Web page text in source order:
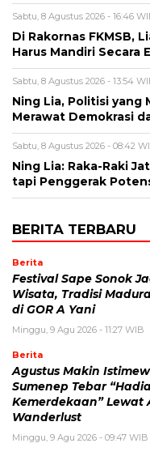
Sabtu, 8 Agustus 2026 - 16:46
Di Rakornas FKMSB,
Harus Mandiri Secara
Sabtu, 8 Agustus 2026 - 13:54
Ning Lia, Politisi yang
Merawat Demokrasi
Sabtu, 8 Agustus 2026 - 08:42
Ning Lia: Raka-Raki
tapi Penggerak
BERITA TERBARU
Berita
Festival Sape Sonok
Wisata, Tradisi
di GOR A Yani
Minggu, 9 Agu 2026 - 11:27 WIB
Berita
Agustus Makin
Sumenep Tebar
Kemerdekaan” Lewat
Wanderlust
Minggu, 9 Agu 2026 - 09:47 WIB